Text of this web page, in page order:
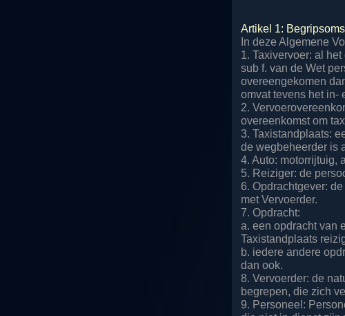
Artikel 1:
In deze Algemene
1. Taxivervoer: al
sub f. van de Wet
overeengekomen
omvat tevens het in-
2.
overeenkomst om
3. Taxistandplaats:
de wegbeheerder is
4. Auto: motorrijtuig,
5. Reiziger: de
6. Opdrachtgever:
met Vervoerder.
7. Opdracht:
a. een opdracht van
Taxistandplaats
b. iedere andere
dan ook.
8. Vervoerder: de
begrepen, die zich
9. Personeel: